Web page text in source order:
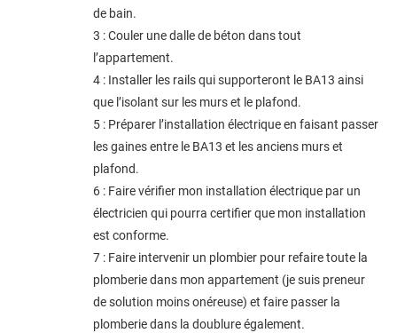
de bain.
3 : Couler une dalle de béton dans tout
l’appartement.
4 : Installer les rails qui supporteront le BA13 ainsi
que l’isolant sur les murs et le plafond.
5 : Préparer l’installation électrique en faisant passer
les gaines entre le BA13 et les anciens murs et
plafond.
6 : Faire vérifier mon installation électrique par un
électricien qui pourra certifier que mon installation
est conforme.
7 : Faire intervenir un plombier pour refaire toute la
plomberie dans mon appartement (je suis preneur
de solution moins onéreuse) et faire passer la
plomberie dans la doublure également.